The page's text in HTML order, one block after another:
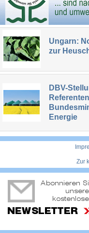
Ungarn:
zur
DBV-
Energie
Zur